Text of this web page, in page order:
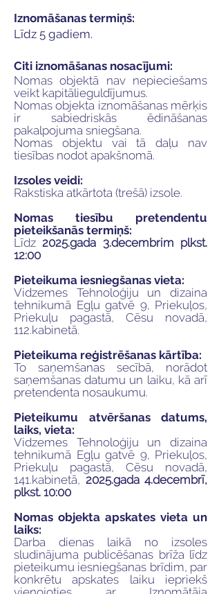
Iznomāšanas termiņš:
Līdz 5 gadiem.
Citi iznomāšanas nosacījumi:
Nomas objektā nav nepieciešams
veikt kapitālieguldījumus.
Nomas objekta iznomāšanas mērķis
ir sabiedriskās ēdināšanas
pakalpojuma sniegšana.
Nomas objektu vai tā daļu nav
tiesības nodot apakšnomā.
Izsoles veidi:
Rakstiska atkārtota (trešā) izsole.
Nomas tiesību pretendentu
pieteikšanās termiņš:
Līdz2025.gada 3.decembrim plkst.
12:00
Pieteikuma iesniegšanas vieta:
Vidzemes Tehnoloģiju un dizaina
tehnikumā Egļu gatvē 9, Priekuļos,
Priekuļu pagastā, Cēsu novadā,
112.kabinetā.
Pieteikuma reģistrēšanas kārtība:
To saņemšanas secībā, norādot
saņemšanas datumu un laiku, kā arī
pretendenta nosaukumu.
Pieteikumu atvēršanas datums,
laiks, vieta:
Vidzemes Tehnoloģiju un dizaina
tehnikumā Egļu gatvē 9, Priekuļos,
Priekuļu pagastā, Cēsu novadā,
141.kabinetā, 2025.gada 4.decembrī,
plkst. 10:00
Nomas objekta apskates vieta un
laiks:
Darba dienas laikā no izsoles
sludinājuma publicēšanas brīža līdz
pieteikumu iesniegšanas brīdim, par
konkrētu apskates laiku iepriekš